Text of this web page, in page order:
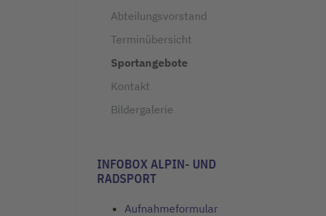
Abteilungsvorstand
Terminübersicht
Sportangebote
Kontakt
Bildergalerie
INFOBOX ALPIN- UND
RADSPORT
Aufnahmeformular